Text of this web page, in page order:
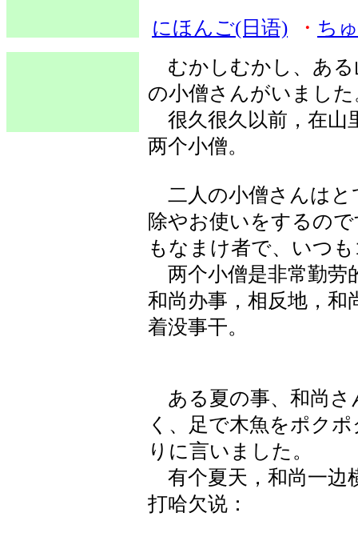
にほんご(日语) ・ ち
むかしむかし、ある
の小僧さんがいました
很久很久以前，在山
两个小僧。
二人の小僧さんはと
除やお使いをするの
もなまけ者で、いつ
两个小僧是非常勤劳
和尚办事，相反地，和
着没事干。
ある夏の事、和尚さ
く、足で木魚をポク
りに言いました。
有个夏天，和尚一边
打哈欠说：